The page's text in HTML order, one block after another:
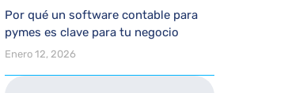
Por qué un software contable para
pymes es clave para tu negocio
Enero 12, 2026